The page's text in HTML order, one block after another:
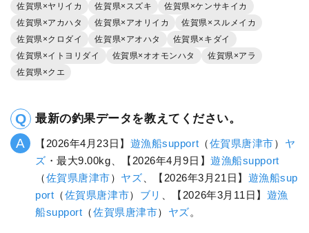
佐賀県×ヤリイカ
佐賀県×スズキ
佐賀県×ケンサキイカ
佐賀県×アカハタ
佐賀県×アオリイカ
佐賀県×スルメイカ
佐賀県×クロダイ
佐賀県×アオハタ
佐賀県×キダイ
佐賀県×イトヨリダイ
佐賀県×オオモンハタ
佐賀県×アラ
佐賀県×クエ
最新の釣果データを教えてください。
【2026年4月23日】 遊漁船support （佐賀県唐津市） ヤ
ズ ・最大9.00kg、【2026年4月9日】遊漁船support
（佐賀県唐津市） ヤズ 、【2026年3月21日】 遊漁船sup
port （佐賀県唐津市） ブリ 、【2026年3月11日】 遊漁
船support （佐賀県 唐津市） ヤズ。